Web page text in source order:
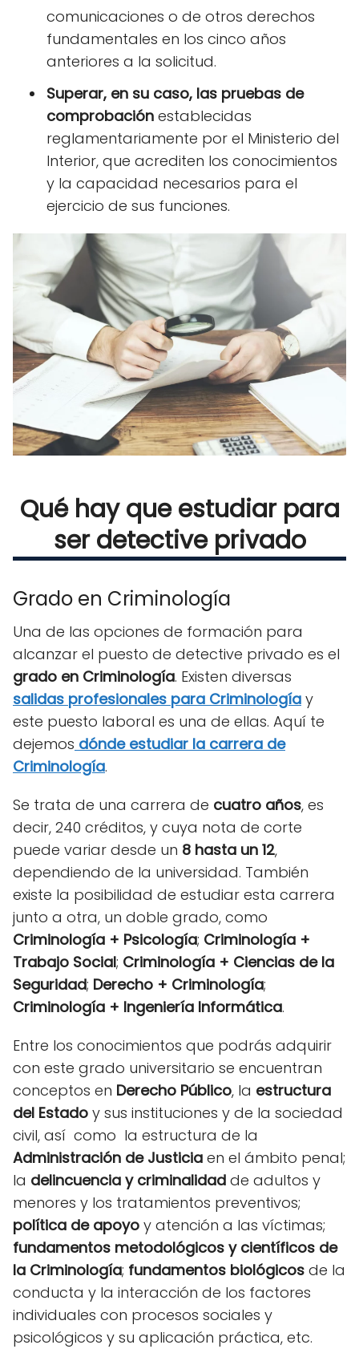
comunicaciones o de otros derechos
fundamentales en los cinco años
anteriores a la solicitud.
Superar, en su caso, las pruebas de
comprobación establecidas
reglamentariamente por el Ministerio del
Interior, que acrediten los conocimientos
y la capacidad necesarios para el
ejercicio de sus funciones.
Qué hay que estudiar para
ser detective privado
Grado en Criminología
Una de las opciones de formación para
alcanzar el puesto de detective privado es el
grado en Criminología. Existen diversas
salidas profesionales para Criminología y
este puesto laboral es una de ellas. Aquí te
dejemos dónde estudiar la carrera de
Criminología.
Se trata de una carrera de cuatro años, es
decir, 240 créditos, y cuya nota de corte
puede variar desde un 8 hasta un 12,
dependiendo de la universidad. También
existe la posibilidad de estudiar esta carrera
junto a otra, un doble grado, como
Criminología + Psicología; Criminología +
Trabajo Social; Criminología + Ciencias de la
Seguridad; Derecho + Criminología;
Criminología + Ingeniería Informática.
Entre los conocimientos que podrás adquirir
con este grado universitario se encuentran
conceptos en Derecho Público, la estructura
del Estado y sus instituciones y de la sociedad
civil, así como la estructura de la
Administración de Justicia en el ámbito penal;
la delincuencia y criminalidad de adultos y
menores y los tratamientos preventivos;
política de apoyo y atención a las víctimas;
fundamentos metodológicos y científicos de
la Criminología; fundamentos biológicos de la
conducta y la interacción de los factores
individuales con procesos sociales y
psicológicos y su aplicación práctica, etc.